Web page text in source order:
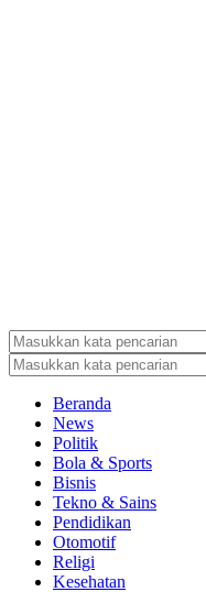
Beranda
News
Politik
Bola & Sports
Bisnis
Tekno & Sains
Pendidikan
Otomotif
Religi
Kesehatan